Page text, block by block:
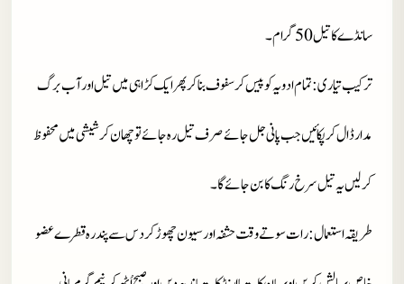
سانڈے کا تیل 50 گرام۔
ترکیب تیاری: تمام ادویہ کو پیس کر سفوف بنا کر پھر ایک کڑاہی میں تیل اور آب برگ
مدار ڈال کر پکائیں جب پانی جل جائے صرف تیل رہ جائے تو چھان کر شیشی میں محفوظ
کر لیں یہ تیل سرخ رنگ کا بن جائے گا۔
طریقہ استعمال: رات سوتے وقت حشفہ اور سیون چھوڑ کردس سے پندرہ قطرے عضو